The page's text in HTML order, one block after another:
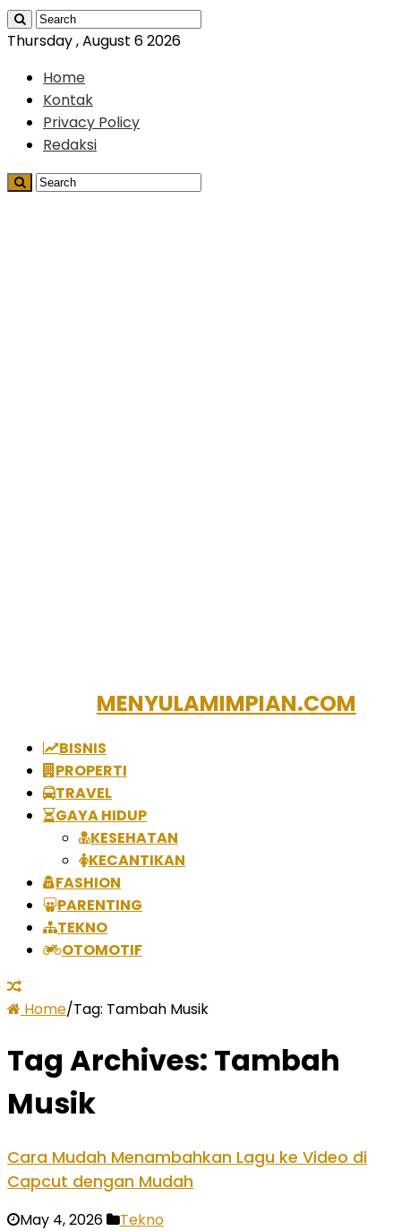
Thursday , August 6 2026
Home
Kontak
Privacy Policy
Redaksi
MENYULAMIMPIAN.COM
BISNIS
PROPERTI
TRAVEL
GAYA HIDUP
KESEHATAN
KECANTIKAN
FASHION
PARENTING
TEKNO
OTOMOTIF
Home/Tag: Tambah Musik
Tag Archives: Tambah
Musik
Cara Mudah Menambahkan Lagu ke Video di
Capcut dengan Mudah
May 4, 2026 Tekno